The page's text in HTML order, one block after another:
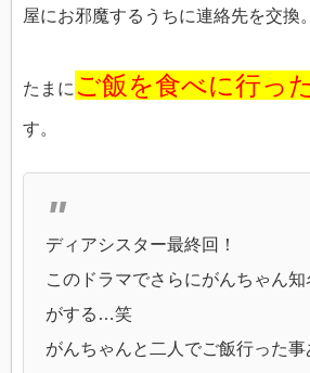
屋にお邪魔するうちに連絡先を交換。
たまに ご飯を食べに行っ
す。
ディアシスター最終回！
このドラマでさらにがんちゃん
がする…笑
がんちゃんと二人でご飯行った事